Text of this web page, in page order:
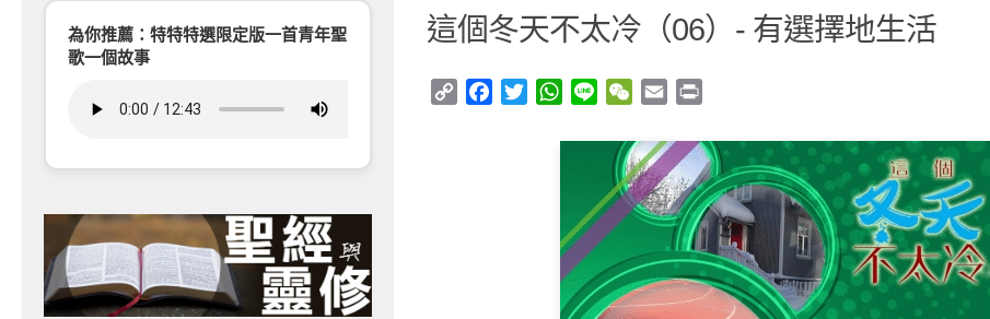
這個冬天不太冷（06）- 有選擇地生活
Copy
Facebook
TwitterWhatsApp
Line WeChat
Email
為你推薦：特特特選限定版一首青年聖
歌一個故事